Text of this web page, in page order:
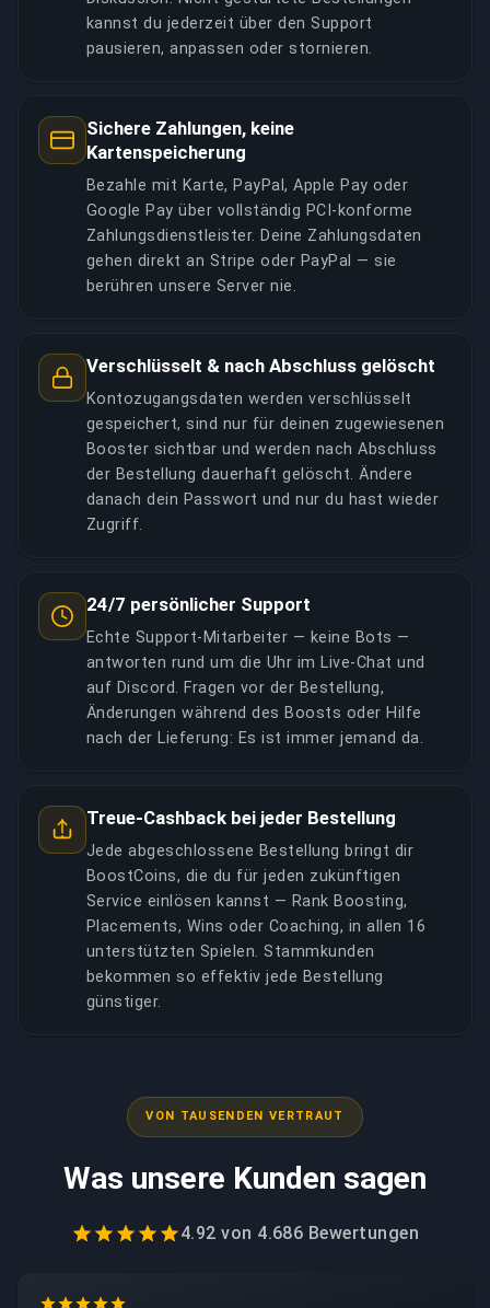
kannst du jederzeit über den Support
pausieren, anpassen oder stornieren.
Sichere Zahlungen, keine
Kartenspeicherung
Bezahle mit Karte, PayPal, Apple Pay oder
Google Pay über vollständig PCI-konforme
Zahlungsdienstleister. Deine Zahlungsdaten
gehen direkt an Stripe oder PayPal — sie
berühren unsere Server nie.
Verschlüsselt & nach Abschluss gelöscht
Kontozugangsdaten werden verschlüsselt
gespeichert, sind nur für deinen zugewiesenen
Booster sichtbar und werden nach Abschluss
der Bestellung dauerhaft gelöscht. Ändere
danach dein Passwort und nur du hast wieder
Zugriff.
24/7 persönlicher Support
Echte Support-Mitarbeiter — keine Bots —
antworten rund um die Uhr im Live-Chat und
auf Discord. Fragen vor der Bestellung,
Änderungen während des Boosts oder Hilfe
nach der Lieferung: Es ist immer jemand da.
Treue-Cashback bei jeder Bestellung
Jede abgeschlossene Bestellung bringt dir
BoostCoins, die du für jeden zukünftigen
Service einlösen kannst — Rank Boosting,
Placements, Wins oder Coaching, in allen 16
unterstützten Spielen. Stammkunden
bekommen so effektiv jede Bestellung
günstiger.
VON TAUSENDEN VERTRAUT
Was unsere Kunden sagen
4.92von 4.686 Bewertungen